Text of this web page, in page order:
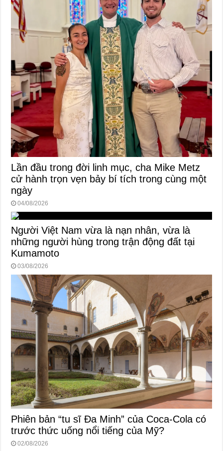
Lần đầu trong đời linh mục, cha Mike Metz
cử hành trọn vẹn bảy bí tích trong cùng một
ngày
04/08/2026
Người Việt Nam vừa là nạn nhân, vừa là
những người hùng trong trận động đất tại
Kumamoto
03/08/2026
Phiên bản “tu sĩ Đa Minh” của Coca-Cola có
trước thức uống nổi tiếng của Mỹ?
02/08/2026